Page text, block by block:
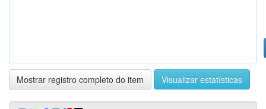
Mostrar registro completo do item Visualizar estatísticas